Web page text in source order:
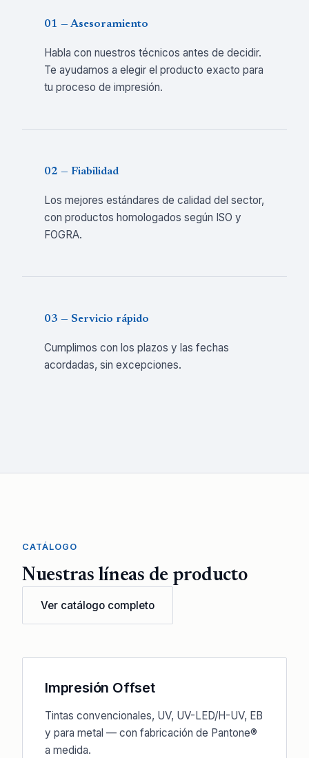
01 — Asesoramiento
Habla con nuestros técnicos antes de decidir.
Te ayudamos a elegir el producto exacto para
tu proceso de impresión.
02 — Fiabilidad
Los mejores estándares de calidad del sector,
con productos homologados según ISO y
FOGRA.
03 — Servicio rápido
Cumplimos con los plazos y las fechas
acordadas, sin excepciones.
CATÁLOGO
Nuestras líneas de producto
Ver catálogo completo
Impresión Offset
Tintas convencionales, UV, UV-LED/H-UV, EB
y para metal — con fabricación de Pantone®
a medida.